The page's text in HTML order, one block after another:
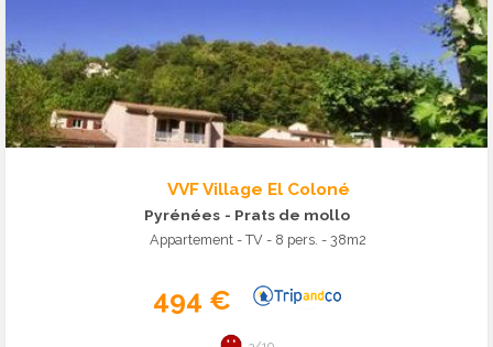
VVF Village El Coloné
Pyrénées - Prats de mollo
Appartement - TV - 8 pers. - 38m2
494 €